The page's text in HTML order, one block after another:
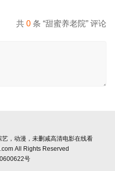
共0 条 “甜蜜养老院” 评论
，动漫，未删减高清电影在线看
All Rights Reserved
号